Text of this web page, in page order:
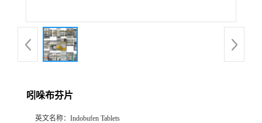
书
吲哚布芬片
英文名称： Indobufen Tablets